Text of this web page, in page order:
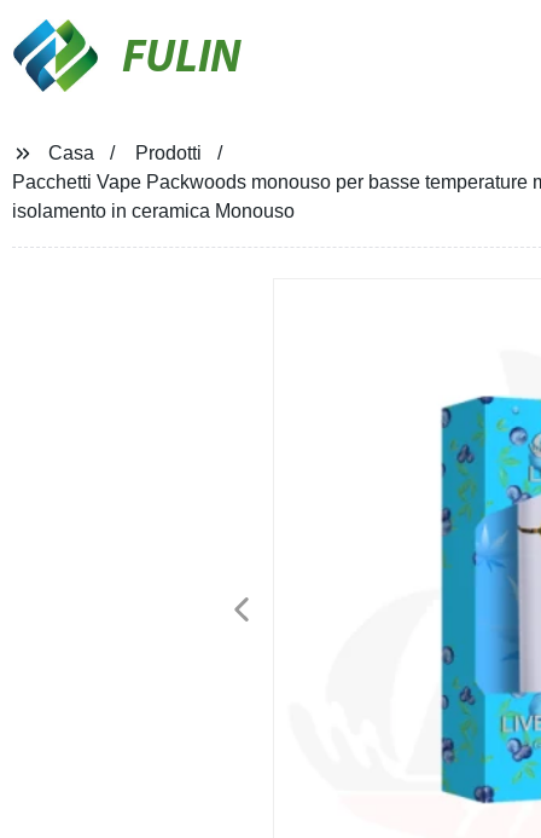
FULIN
Casa
Prodotti
Pacchetti Vape Packwoods monouso per basse
isolamento in ceramica Monouso